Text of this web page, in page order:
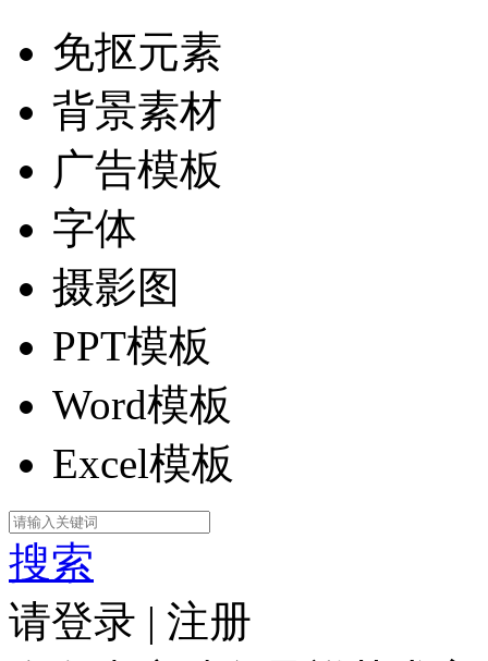
免抠元素
背景素材
广告模板
字体
摄影图
PPT模板
Word模板
Excel模板
搜索
请登录 | 注册